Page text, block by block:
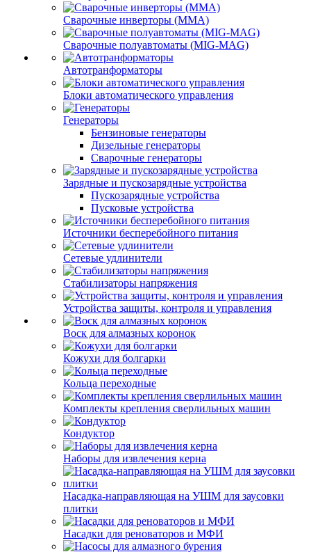
Сварочные инверторы (MMA)
Сварочные полуавтоматы (MIG-MAG)
Автотранформаторы
Блоки автоматического управления
Генераторы
Бензиновые генераторы
Дизельные генераторы
Сварочные генераторы
Зарядные и пускозарядные устройства
Пускозарядные устройства
Пусковые устройства
Источники бесперебойного питания
Сетевые удлинители
Стабилизаторы напряжения
Устройства защиты, контроля и управления
Воск для алмазных коронок
Кожухи для болгарки
Кольца переходные
Комплекты крепления сверлильных машин
Кондуктор
Наборы для извлечения керна
Насадка-направляющая на УШМ для заусовки
плитки
Насадки для реноваторов и МФИ